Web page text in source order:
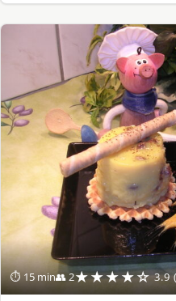
⏱ 15 min👥 2★★★★☆ 3.9